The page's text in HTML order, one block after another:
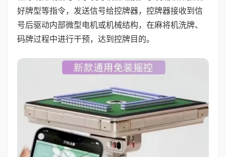
好牌型等指令，发送信号给控牌器，控牌器接收到信
号后驱动内部微型电机或机械结构，在麻将机洗牌、
码牌过程中进行干预，达到控牌目的。